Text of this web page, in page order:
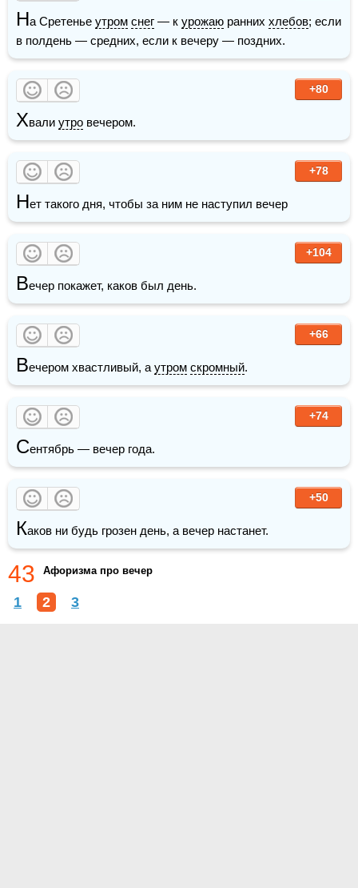
На Сретенье утром снег — к урожаю ранних хлебов; если
в полдень — средних, если к вечеру — поздних.
+80
Хвали утро вечером.
+78
Нет такого дня, чтобы за ним не наступил вечер
+104
Вечер покажет, каков был день.
+66
Вечером хвастливый, а утром скромный.
+74
Сентябрь — вечер года.
+50
Каков ни будь грозен день, а вечер настанет.
43 Афоризма про вечер
1 2 3